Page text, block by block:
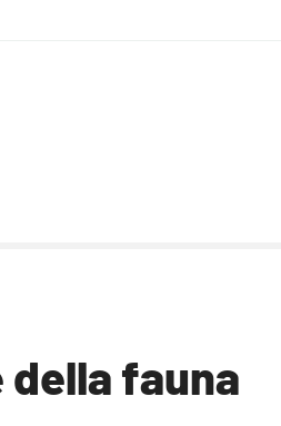
della fauna